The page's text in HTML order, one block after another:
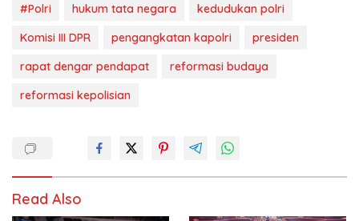
#Polri hukum tata negara
kedudukan polri
Komisi III DPR
pengangkatan kapolri
presiden
rapat dengar pendapat
reformasi budaya
reformasi kepolisian
Read Also